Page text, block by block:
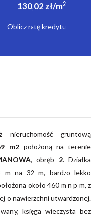
130,02 zł/m2
Oblicz ratę kredytu
nieruchomość gruntową
m2 położoną na terenie
, obręb 2. Działka
m na 32 m, bardzo lekko
około 460 m n p m, z
o nawierzchni utwardzonej.
księga wieczysta bez